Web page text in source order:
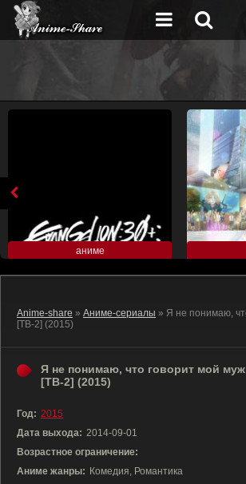
аниме
Anime-share » Аниме-сериалы » Я не понимаю, что говорит мой муж
[ТВ-2] (2015)
Я не понимаю, что говорит мой муж
[ТВ-2] (2015)
Год: 2015
Дата выхода: 2014-09-01
Возрастное ограничение:
Аниме жанры: Комедия, Романтика